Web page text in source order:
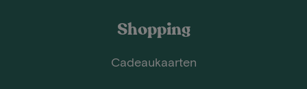
Shopping
Cadeaukaarten